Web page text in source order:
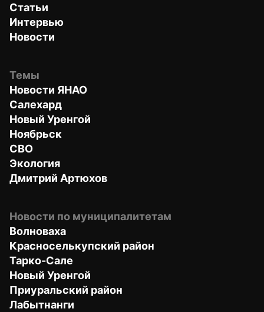
Статьи
Интервью
Новости
Темы
Новости ЯНАО
Салехард
Новый Уренгой
Ноябрьск
СВО
Экология
Дмитрий Артюхов
Новости по муниципалитетам
Волноваха
Красноселькупский район
Тарко-Сале
Новый Уренгой
Приуральский район
Лабытнанги